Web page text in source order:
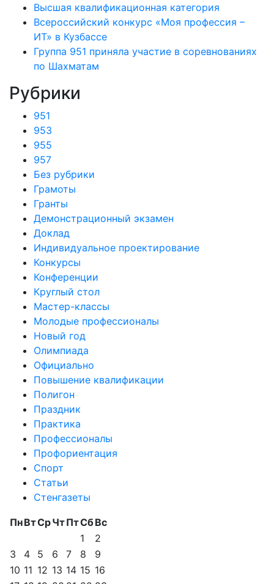
Высшая квалификационная категория
Всероссийский конкурс «Моя профессия –
ИТ» в Кузбассе
Группа 951 приняла участие в соревнованиях
по Шахматам
Рубрики
951
953
955
957
Без рубрики
Грамоты
Гранты
Демонстрационный экзамен
Доклад
Индивидуальное проектирование
Конкурсы
Конференции
Круглый стол
Мастер-классы
Молодые профессионалы
Новый год
Олимпиада
Официально
Повышение квалификации
Полигон
Праздник
Практика
Профессионалы
Профориентация
Спорт
Статьи
Стенгазеты
ПнВтСрЧтПтСбВс
1
2
3
4 5 6 7 8
9
10 11 12 13 14 15 16